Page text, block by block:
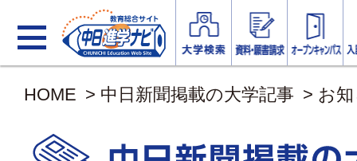
HOME > 中日新聞掲載の大学記事 > お